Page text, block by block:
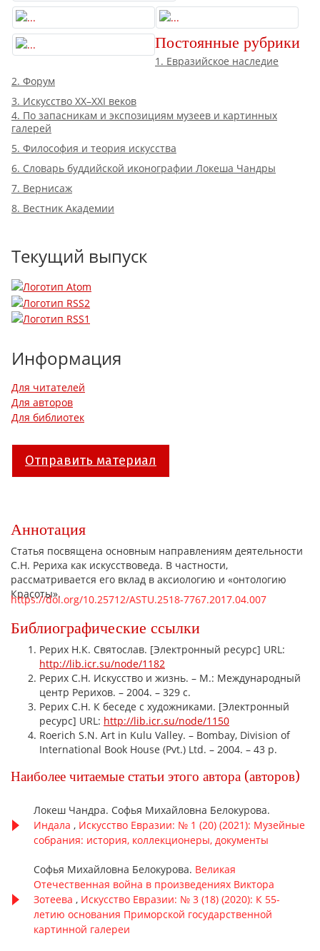
Постоянные рубрики
1. Евразийское наследие
2. Форум
3. Искусство XX–XXI веков
4. По запасникам и экспозициям музеев и картинных
галерей
5. Философия и теория искусства
6. Словарь буддийской иконографии Локеша Чандры
7. Вернисаж
8. Вестник Академии
Текущий выпуск
Информация
Для читателей
Для авторов
Для библиотек
Отправить материал
Аннотация
Статья посвящена основным направлениям деятельности
С.Н. Рериха как искусствоведа. В частности,
рассматривается его вклад в аксиологию и «онтологию
Красоты».
https://doi.org/10.25712/ASTU.2518-7767.2017.04.007
Библиографические ссылки
Рерих Н.К. Святослав. [Электронный ресурс] URL:
http://lib.icr.su/node/1182
Рерих С.Н. Искусство и жизнь. – М.: Международный
центр Рерихов. – 2004. – 329 с.
Рерих С.Н. К беседе с художниками. [Электронный
ресурс] URL: http://lib.icr.su/node/1150
Roerich S.N. Art in Kulu Valley. – Bombay, Division of
International Book House (Pvt.) Ltd. – 2004. – 43 p.
Наиболее читаемые статьи этого автора (авторов)
Локеш Чандра. Софья Михайловна Белокурова.
Индала , Искусство Евразии: № 1 (20) (2021): Музейные
собрания: история, коллекционеры, документы
Софья Михайловна Белокурова. Великая
Отечественная война в произведениях Виктора
Зотеева , Искусство Евразии: № 3 (18) (2020): К 55-
летию основания Приморской государственной
картинной галереи